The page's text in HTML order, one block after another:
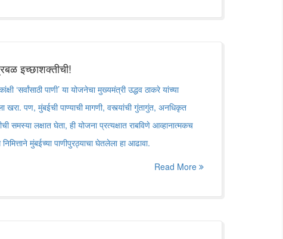
इच्छाशक्तीची!
‘सर्वांसाठी पाणी’ या योजनेचा मुख्यमंत्री उद्धव ठाकरे यांच्या
खरा. पण, मुंबईची पाण्याची मागणी, वस्त्यांची गुंतागुंत, अनधिकृत
समस्या लक्षात घेता, ही योजना प्रत्यक्षात राबविणे आव्हानात्मकच
मुंबईच्या पाणीपुरठ्याचा घेतलेला हा आढावा.
Read More